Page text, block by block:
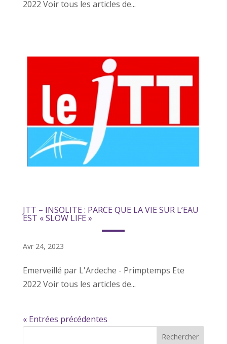
2022 Voir tous les articles de...
JTT – INSOLITE : PARCE QUE LA VIE SUR L’EAU
EST « SLOW LIFE »
Avr 24, 2023
Emerveillé par L'Ardeche - Primptemps Ete
2022 Voir tous les articles de...
« Entrées précédentes